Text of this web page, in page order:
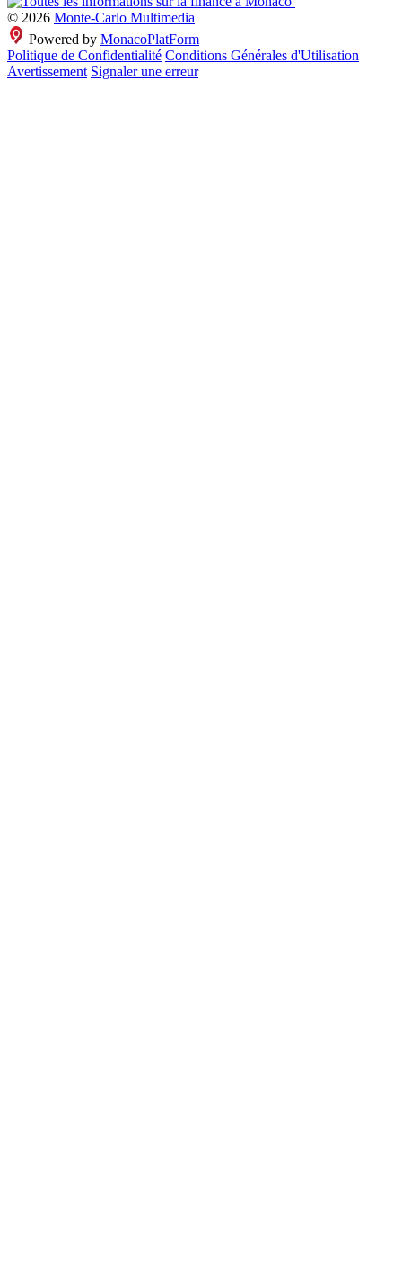
© 2026 Monte-Carlo Multimedia
Powered by MonacoPlatForm
Politique de Confidentialité Conditions Générales d'Utilisation
Avertissement Signaler une erreur